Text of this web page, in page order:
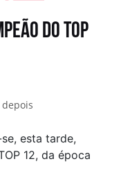
DO TOP
esta tarde,
12, da época